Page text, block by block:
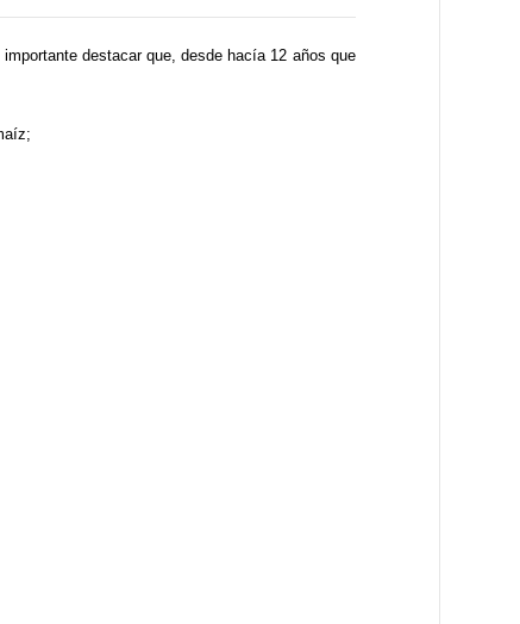
destacar que, desde hacía 12 años que